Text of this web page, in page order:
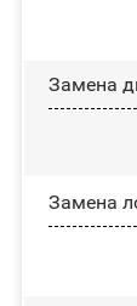
Замена
Замена